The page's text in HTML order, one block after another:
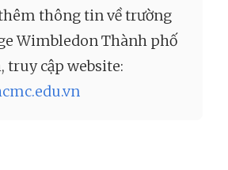
thông tin về trường
Wimbledon Thành phố
truy cập website: